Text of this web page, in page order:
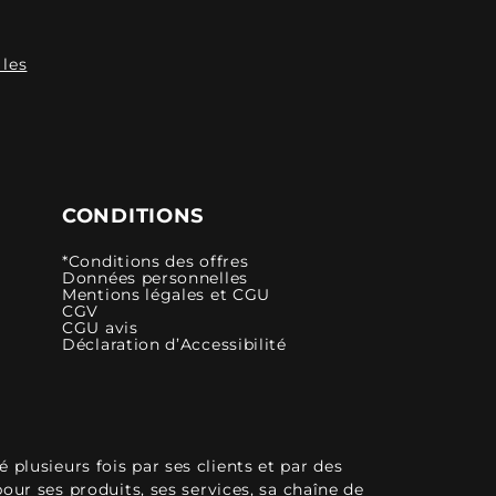
CONDITIONS
*Conditions des offres
Données personnelles
Mentions légales et CGU
CGV
CGU avis
Déclaration d’Accessibilité
plusieurs fois par ses clients et par des
ses produits, ses services, sa chaîne de